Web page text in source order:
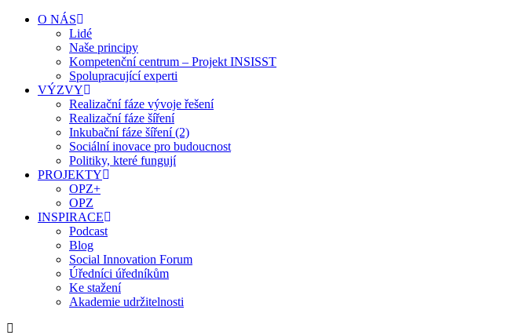
O NÁS
Lidé
Naše principy
Kompetenční centrum – Projekt INSISST
Spolupracující experti
VÝZVY
Realizační fáze vývoje řešení
Realizační fáze šíření
Inkubační fáze šíření (2)
Sociální inovace pro budoucnost
Politiky, které fungují
PROJEKTY
OPZ+
OPZ
INSPIRACE
Podcast
Blog
Social Innovation Forum
Úředníci úředníkům
Ke stažení
Akademie udržitelnosti